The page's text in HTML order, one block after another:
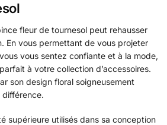
fleur de tournesol peut rehausser
En vous permettant de vous projeter
vous sentez confiante et à la mode,
à votre collection d’accessoires.
son design floral soigneusement
supérieure utilisés dans sa conception